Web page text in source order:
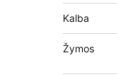
Kalba
Žymos